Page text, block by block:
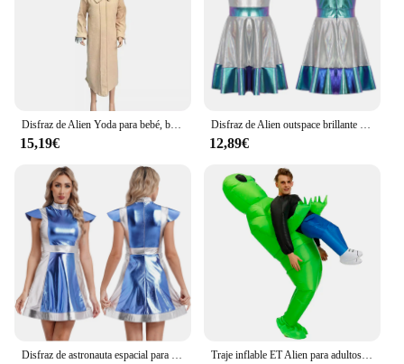
15,19€ 12,89€
Traje inflable ET Alien para adultos, ropa inflable de monstruo, Onesie, Alien verde, disfraces de Cosplay, fiesta, Festival, escenario